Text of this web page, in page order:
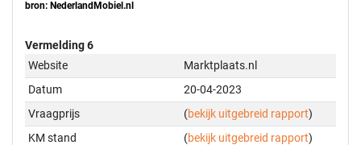
bron: NederlandMobiel.nl
Vermelding 6
Website
Marktplaats.nl
Datum
20-04-2023
Vraagprijs
(bekijk uitgebreid rapport)
KM stand
(bekijk uitgebreid rapport)